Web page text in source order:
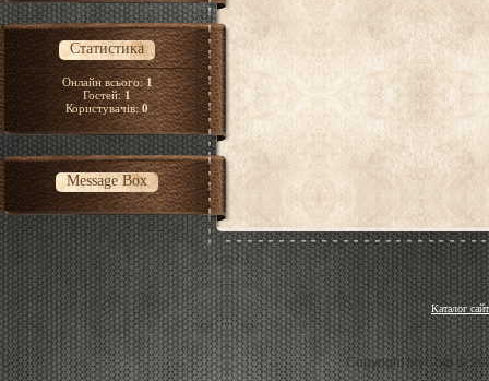
Статистика
Онлайн всього:1
Гостей:1
Користувачів:0
Message Box
Каталог
Copyright MyCorp ©